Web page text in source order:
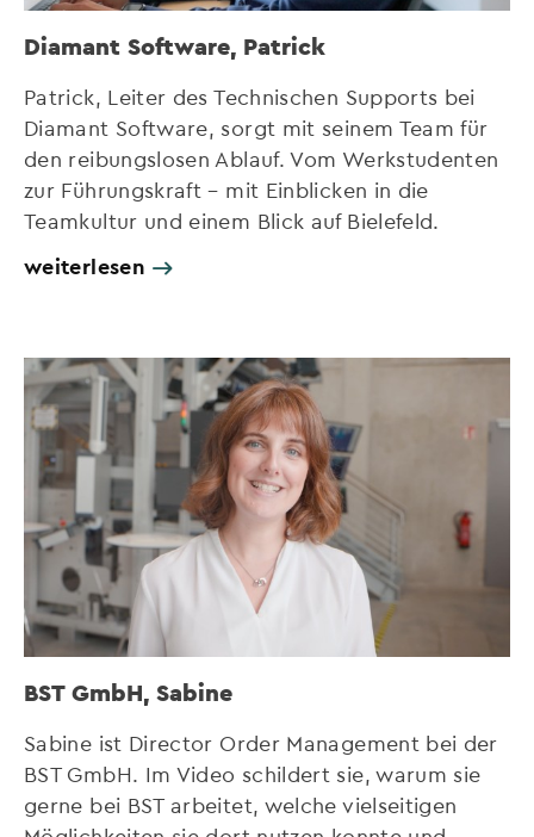
Diamant Software, Patrick
Patrick, Leiter des Technischen Supports bei
Diamant Software, sorgt mit seinem Team für
den reibungslosen Ablauf. Vom Werkstudenten
zur Führungskraft – mit Einblicken in die
Teamkultur und einem Blick auf Bielefeld.
weiterlesen
BST GmbH, Sabine
Sabine ist Director Order Management bei der
BST GmbH. Im Video schildert sie, warum sie
gerne bei BST arbeitet, welche vielseitigen